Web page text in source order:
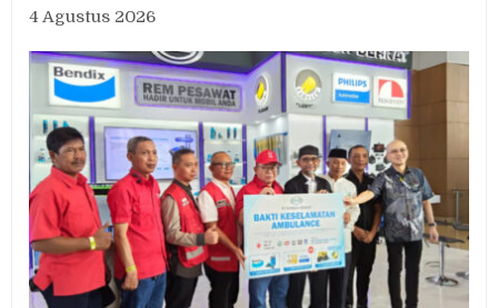
4 Agustus 2026